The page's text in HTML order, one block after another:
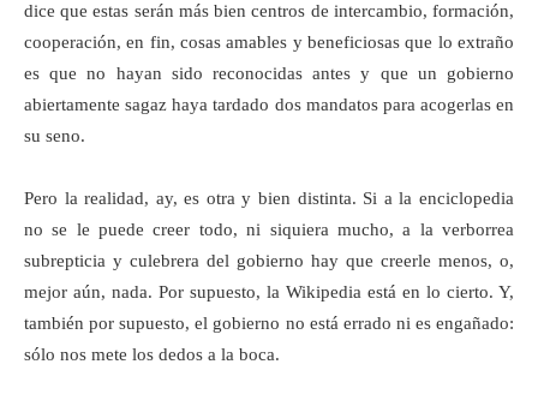
dice que estas serán más bien centros de intercambio, formación,
cooperación, en fin, cosas amables y beneficiosas que lo extraño
es que no hayan sido reconocidas antes y que un gobierno
abiertamente sagaz haya tardado dos mandatos para acogerlas en
su seno.
Pero la realidad, ay, es otra y bien distinta. Si a la enciclopedia
no se le puede creer todo, ni siquiera mucho, a la verborrea
subrepticia y culebrera del gobierno hay que creerle menos, o,
mejor aún, nada. Por supuesto, la Wikipedia está en lo cierto. Y,
también por supuesto, el gobierno no está errado ni es engañado:
sólo nos mete los dedos a la boca.